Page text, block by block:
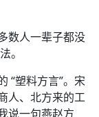
数人一辈子都没
。
“塑料方言”。宋
人、北方来的工
说一句燕赵方